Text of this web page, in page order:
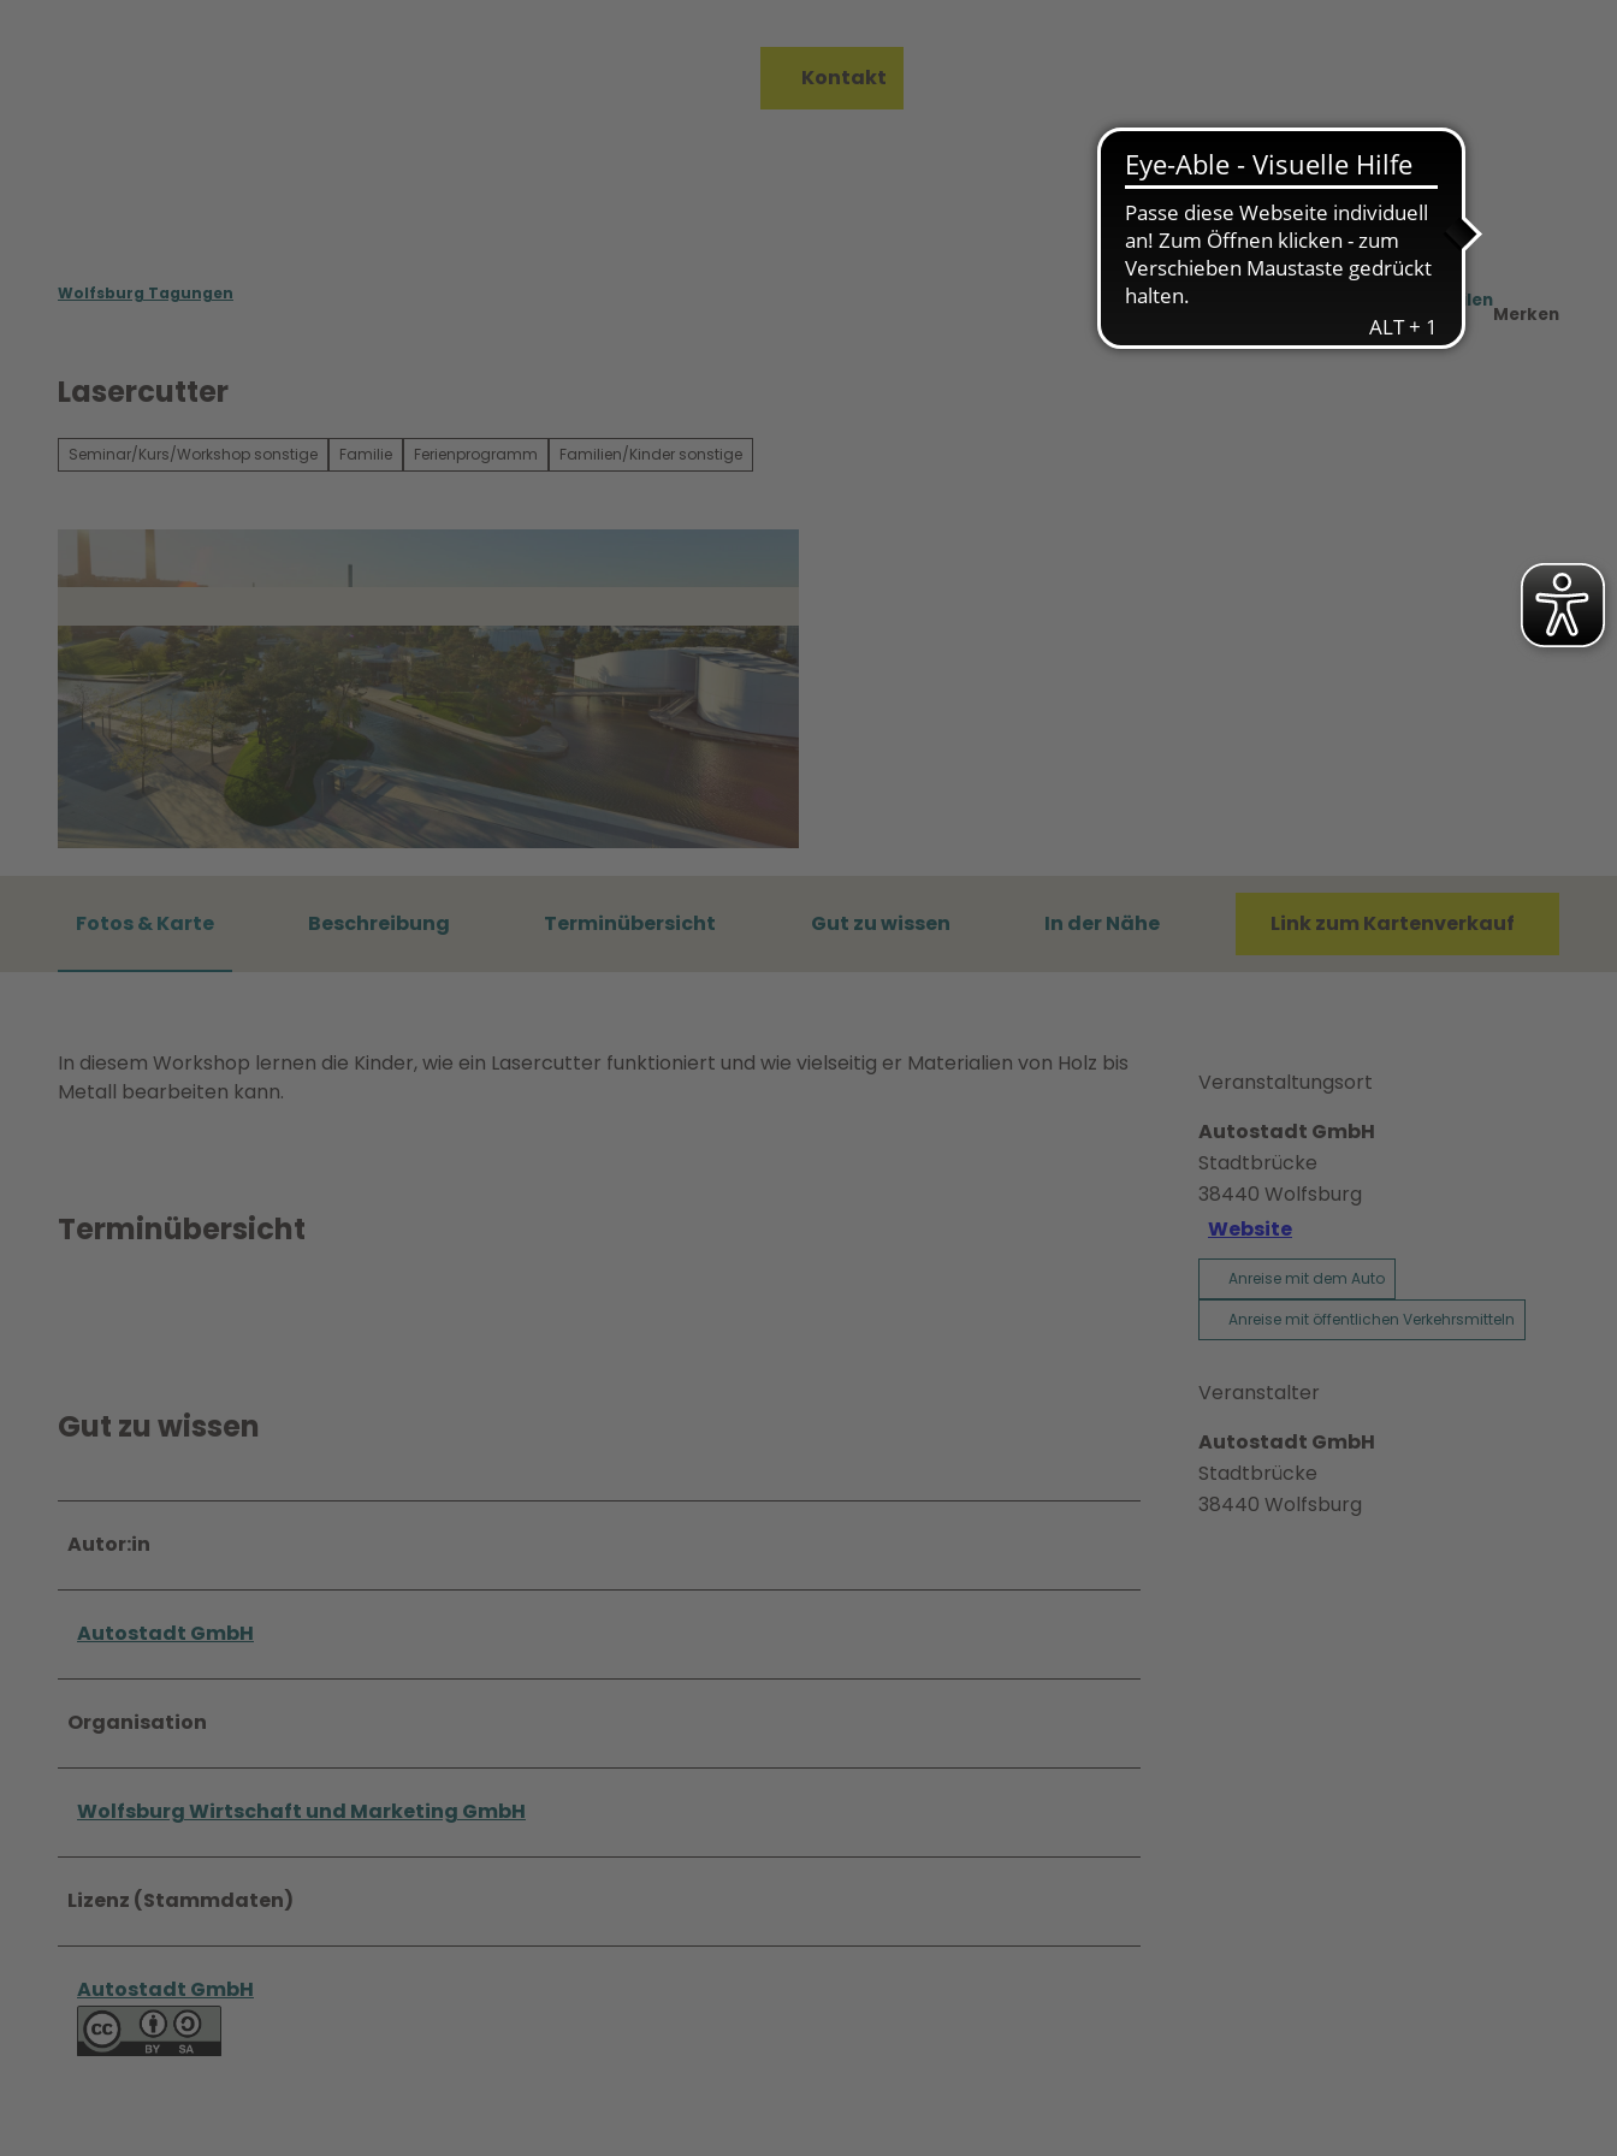
Kontakt
Wolfsburg Tagungen
PDF
Teilen
Merken
Lasercutter
Seminar/Kurs/Workshop sonstige Familie Ferienprogramm Familien/Kinder sonstige
Fotos & Karte Beschreibung Terminübersicht Gut zu wissen In der Nähe Link zum Kartenverkauf
In diesem Workshop lernen die Kinder, wie ein Lasercutter funktioniert und wie vielseitig er Materialien von Holz bis
Metall bearbeiten kann.
Terminübersicht
Gut zu wissen
Autor:in
Autostadt GmbH
Organisation
Wolfsburg Wirtschaft und Marketing GmbH
Lizenz (Stammdaten)
Autostadt GmbH
Veranstaltungsort
Autostadt GmbH
Stadtbrücke
38440 Wolfsburg
Website
Anreise mit dem Auto
Anreise mit öffentlichen Verkehrsmitteln
Veranstalter
Autostadt GmbH
Stadtbrücke
38440 Wolfsburg